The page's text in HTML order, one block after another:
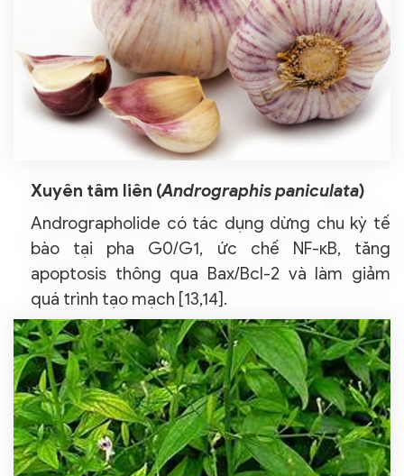
Xuyên tâm liên (Andrographis paniculata)
Andrographolide có tác dụng dừng chu kỳ tế
bào tại pha G0/G1, ức chế NF-κB, tăng
apoptosis thông qua Bax/Bcl-2 và làm giảm
quá trình tạo mạch [13,14].